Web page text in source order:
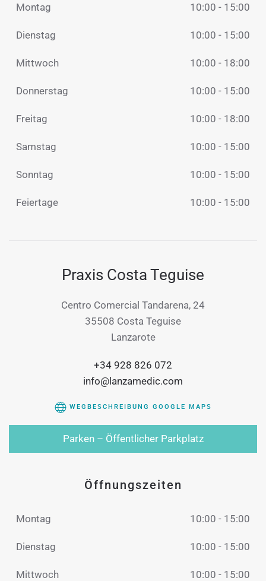
Montag 10:00 - 15:00
Dienstag 10:00 - 15:00
Mittwoch 10:00 - 18:00
Donnerstag 10:00 - 15:00
Freitag 10:00 - 18:00
Samstag 10:00 - 15:00
Sonntag 10:00 - 15:00
Feiertage 10:00 - 15:00
Praxis Costa Teguise
Centro Comercial Tandarena, 24
35508 Costa Teguise
Lanzarote
+34 928 826 072
info@lanzamedic.com
WEGBESCHREIBUNG GOOGLE MAPS
Parken – Öffentlicher Parkplatz
Öffnungszeiten
Montag 10:00 - 15:00
Dienstag 10:00 - 15:00
Mittwoch 10:00 - 15:00